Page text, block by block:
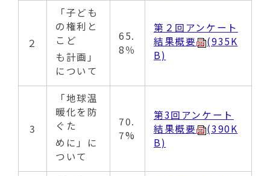
２
「子ども
の権利と
こど
も計画」
について
65.
8％
第２回アンケート
結果概要
(935K
B)
3
「地球温
暖化を防
ぐた
めに」に
ついて
70.
7%
第3回アンケート
結果概要
(390K
B)